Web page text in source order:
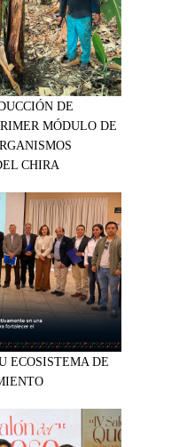
DE
MÓDULO DE
CHIRA
ECOSISTEMA DE